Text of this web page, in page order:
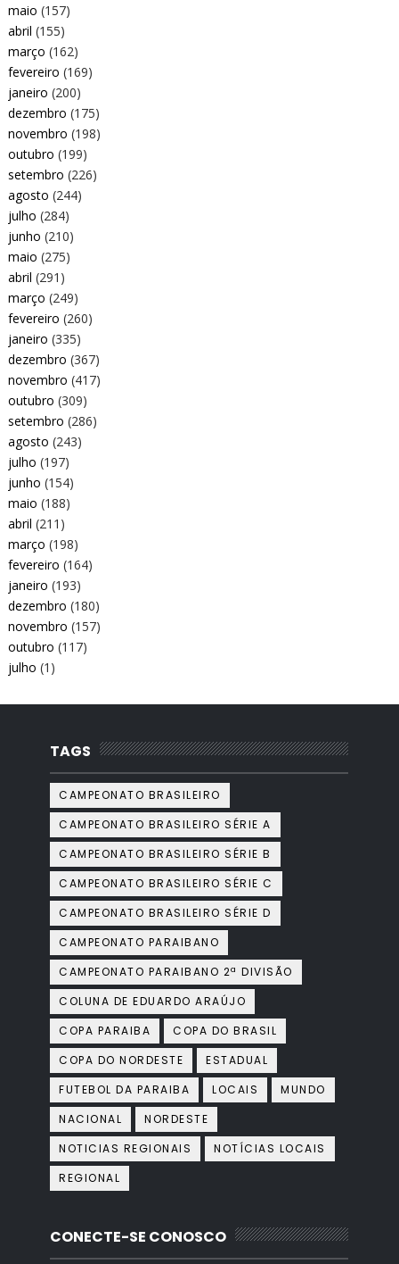
maio (157)
abril (155)
março (162)
fevereiro (169)
janeiro (200)
dezembro (175)
novembro (198)
outubro (199)
setembro (226)
agosto (244)
julho (284)
junho (210)
maio (275)
abril (291)
março (249)
fevereiro (260)
janeiro (335)
dezembro (367)
novembro (417)
outubro (309)
setembro (286)
agosto (243)
julho (197)
junho (154)
maio (188)
abril (211)
março (198)
fevereiro (164)
janeiro (193)
dezembro (180)
novembro (157)
outubro (117)
julho (1)
TAGS
CAMPEONATO BRASILEIRO
CAMPEONATO BRASILEIRO SÉRIE A
CAMPEONATO BRASILEIRO SÉRIE B
CAMPEONATO BRASILEIRO SÉRIE C
CAMPEONATO BRASILEIRO SÉRIE D
CAMPEONATO PARAIBANO
CAMPEONATO PARAIBANO 2ª DIVISÃO
COLUNA DE EDUARDO ARAÚJO
COPA PARAIBA
COPA DO BRASIL
COPA DO NORDESTE
ESTADUAL
FUTEBOL DA PARAIBA
LOCAIS
MUNDO
NACIONAL
NORDESTE
NOTICIAS REGIONAIS
NOTÍCIAS LOCAIS
REGIONAL
CONECTE-SE CONOSCO